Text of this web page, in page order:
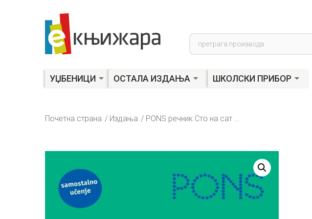
Products
search
УЏБЕНИЦИ ОСТАЛА ИЗДАЊА ШКОЛСКИ ПРИБОР
Почетна страна Издања